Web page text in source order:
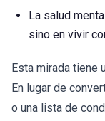
La salud
sino en vivir
Esta mirada tiene
En lugar de
o una lista de